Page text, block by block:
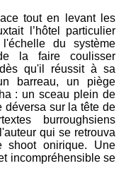
tout en levant les
l’hôtel particulier
du système
la faire coulisser
qu'il réussit à sa
barreau, un piège
: un sceau plein de
déversa sur la tête de
burroughsiens
qui se retrouva
onirique. Une
incompréhensible se